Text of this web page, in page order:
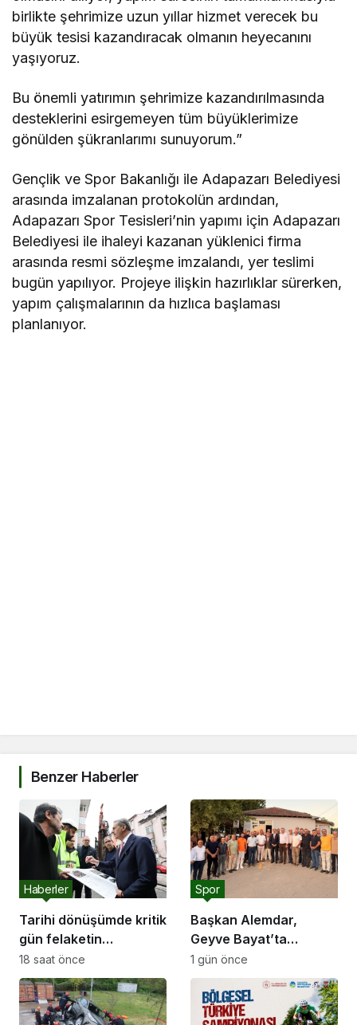
birlikte şehrimize uzun yıllar hizmet verecek bu
büyük tesisi kazandıracak olmanın heyecanını
yaşıyoruz.
Bu önemli yatırımın şehrimize kazandırılmasında
desteklerini esirgemeyen tüm büyüklerimize
gönülden şükranlarımı sunuyorum.”
Gençlik ve Spor Bakanlığı ile Adapazarı Belediyesi
arasında imzalanan protokolün ardından,
Adapazarı Spor Tesisleri’nin yapımı için Adapazarı
Belediyesi ile ihaleyi kazanan yüklenici firma
arasında resmi sözleşme imzalandı, yer teslimi
bugün yapılıyor. Projeye ilişkin hazırlıklar sürerken,
yapım çalışmalarının da hızlıca başlaması
planlanıyor.
Benzer Haberler
Tarihi dönüşümde kritik
gün felaketin
yıldönümü olan 17
Ağustos
Haberler
18 saat önce
Başkan Alemdar,
Geyve Bayat’ta
hemşehrileriyle
buluştu: “Gençlik ve
spor yatırımlarını
hayata geçirmeye
Spor
1 gün önce